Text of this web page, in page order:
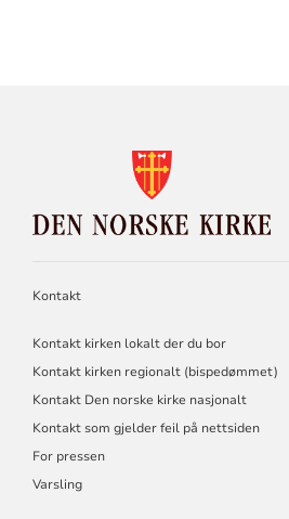
Kontakt
Kontakt kirken lokalt der du bor
Kontakt kirken regionalt (bispedømmet)
Kontakt Den norske kirke nasjonalt
Kontakt som gjelder feil på nettsiden
For pressen
Varsling